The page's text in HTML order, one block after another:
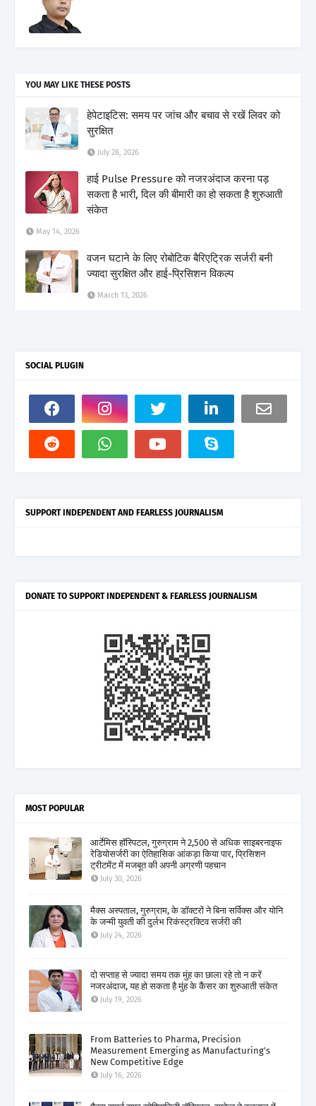
YOU MAY LIKE THESE POSTS
हेपेटाइटिस: समय पर जांच और बचाव से रखें लिवर को
सुरक्षित
July 28, 2026
हाई Pulse Pressure को नजरअंदाज करना पड़
सकता है भारी, दिल की बीमारी का हो सकता है शुरुआती
संकेत
May 14, 2026
वजन घटाने के लिए रोबोटिक बैरिएट्रिक सर्जरी बनी
ज्यादा सुरक्षित और हाई-प्रिसिशन विकल्प
March 13, 2026
SOCIAL PLUGIN
SUPPORT INDEPENDENT AND FEARLESS JOURNALISM
DONATE TO SUPPORT INDEPENDENT & FEARLESS JOURNALISM
MOST POPULAR
आर्टेमिस हॉस्पिटल, गुरुग्राम ने 2,500 से अधिक साइबरनाइफ
रेडियोसर्जरी का ऐतिहासिक आंकड़ा किया पार, प्रिसिशन
ट्रीटमेंट में मजबूत की अपनी अग्रणी पहचान
July 30, 2026
मैक्स अस्पताल, गुरुग्राम, के डॉक्टरों ने बिना सर्विक्स और योनि
के जन्मी युवती की दुर्लभ रिकंस्ट्रक्टिव सर्जरी की
July 24, 2026
दो सप्ताह से ज्यादा समय तक मुंह का छाला रहे तो न करें
नजरअंदाज, यह हो सकता है मुंह के कैंसर का शुरुआती संकेत
July 19, 2026
From Batteries to Pharma, Precision
Measurement Emerging as Manufacturing's
New Competitive Edge
July 16, 2026